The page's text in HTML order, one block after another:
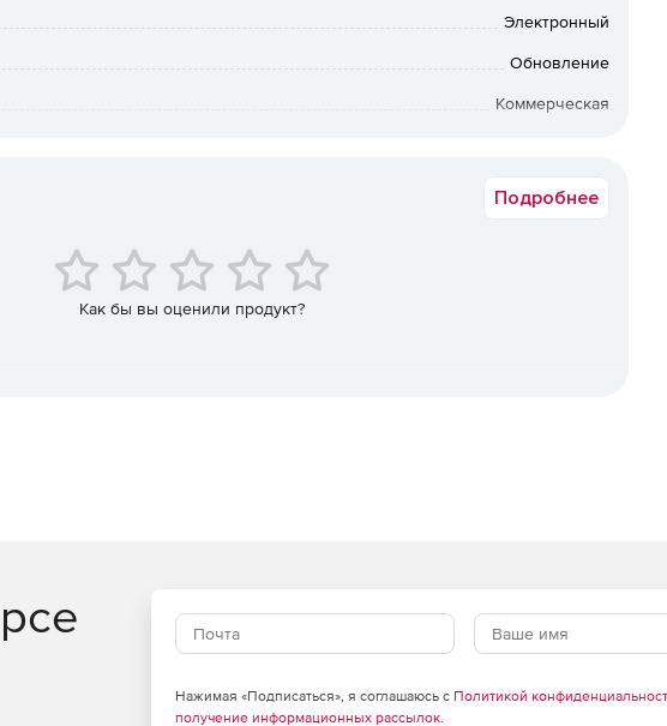
ISA/TMG входит в состав популярного набора средств защиты от компании
пакета могут использоваться вместе или по отдельности.
важных задач. Интеграция со службой каталогов Active Directory
в другое подразделение все необходимые настройки изменяются
позволят администраторам экономить время и усилия за счет
повторения выполненной операции на всех серверах сети. Мониторинг
позволит ИТ-персоналу быстро и адекватно отреагировать на угрозу,
с предельной легкостью в установке и интуитивно понятным
каталогов Active Directory гарантирует тесную интеграцию программы
избежать многочисленных проблем, связанных с несовместимостью
необходимость в повторной настройке большого количества
Электронный
Обновление
Коммерческая
Подробнее
Как бы вы оценили продукт?
Нажимая «Подписаться», я соглашаюсь с Политикой
получение информационных рассылок.